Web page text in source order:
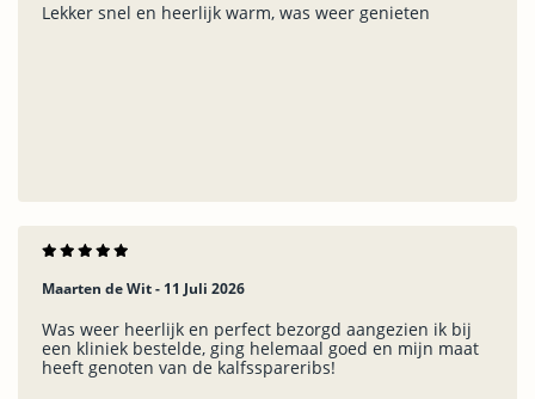
Lekker snel en heerlijk warm, was weer genieten
Maarten de Wit - 11 Juli 2026
Was weer heerlijk en perfect bezorgd aangezien ik bij
een kliniek bestelde, ging helemaal goed en mijn maat
heeft genoten van de kalfsspareribs!